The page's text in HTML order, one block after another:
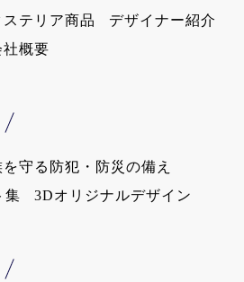
ステリア商品
デザイナー紹介
社概要
守る防犯・防災の備え
集
3Dオリジナルデザイン